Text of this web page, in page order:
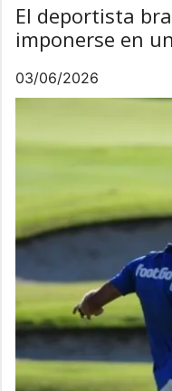
El deportista
imponerse en
03/06/2026